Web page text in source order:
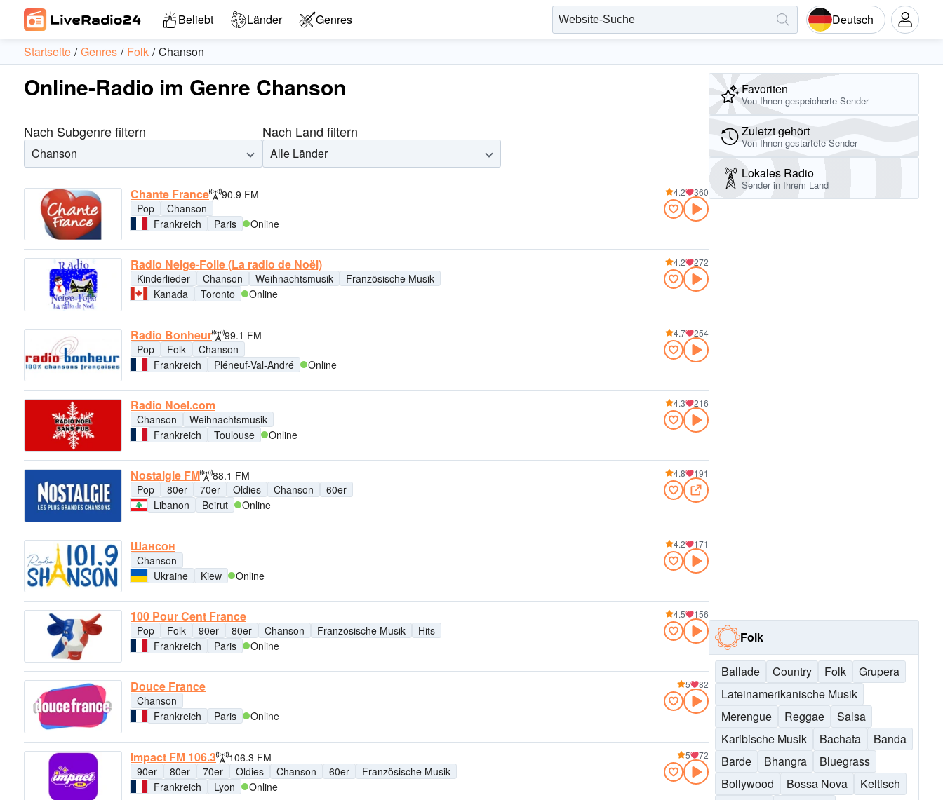
Beliebt Länder Genres Deutsch
Startseite Genres Folk Chanson
Online-Radio im Genre Chanson
Nach Subgenre filtern
Chanson
Nach Land filtern
Alle Länder
Chante France
90.9 FM
Pop
Chanson
Frankreich
Paris Online
4.2 360
Radio Neige-Folle (La radio de Noël)
Kinderlieder Chanson Weihnachtsmusik
Französische Musik
Kanada
Toronto Online
4.2 272
Radio Bonheur
99.1 FM
Pop
Folk
Chanson
Frankreich
Pléneuf-Val-André Online
4.7 254
Radio Noel.com
Chanson
Weihnachtsmusik
Frankreich
Toulouse Online
4.3 216
Nostalgie FM
88.1 FM
Pop
80er 70er Oldies Chanson
60er
Libanon
Beirut Online
4.8 191
Шансон
Chanson
Ukraine
Kiew Online
4.2 171
100 Pour Cent France
Pop Folk 90er 80er Chanson Französische Musik
Hits
Frankreich
Paris Online
4.5 156
Douce France
Chanson
Frankreich
Paris Online
5 82
Impact FM 106.3
106.3 FM
90er
80er 70er Oldies Chanson 60er
Französische Musik
Frankreich
Lyon Online
5 72
Favoriten
Von Ihnen gespeicherte Sender
Zuletzt gehört
Von Ihnen gestartete Sender
Lokales Radio
Sender in Ihrem Land
Folk
Ballade Country Folk
Grupera
Lateinamerikanische Musik
Merengue
Reggae
Salsa
Karibische Musik
Bachata
Banda
Barde
Bhangra
Bluegrass
Bollywood
Bossa Nova
Keltisch